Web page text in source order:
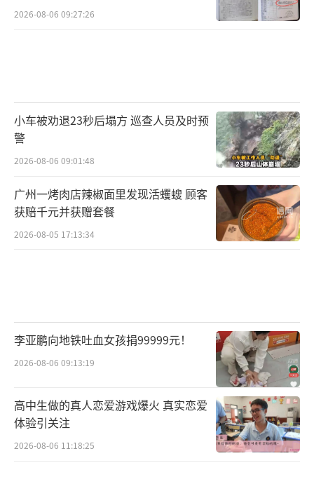
2026-08-06 09:27:26
小车被劝退23秒后塌方 巡查人员及时预
警
2026-08-06 09:01:48
广州一烤肉店辣椒面里发现活蠼螋 顾客
获赔千元并获赠套餐
2026-08-05 17:13:34
李亚鹏向地铁吐血女孩捐99999元！
2026-08-06 09:13:19
高中生做的真人恋爱游戏爆火 真实恋爱
体验引关注
2026-08-06 11:18:25